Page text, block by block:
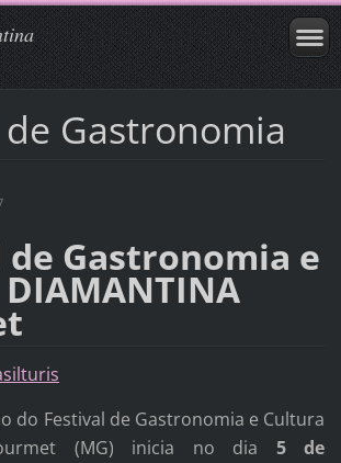
Gastronomia
de Gastronomia e
do Festival de Gastronomia e Cultura
(MG) inicia no dia 5 de